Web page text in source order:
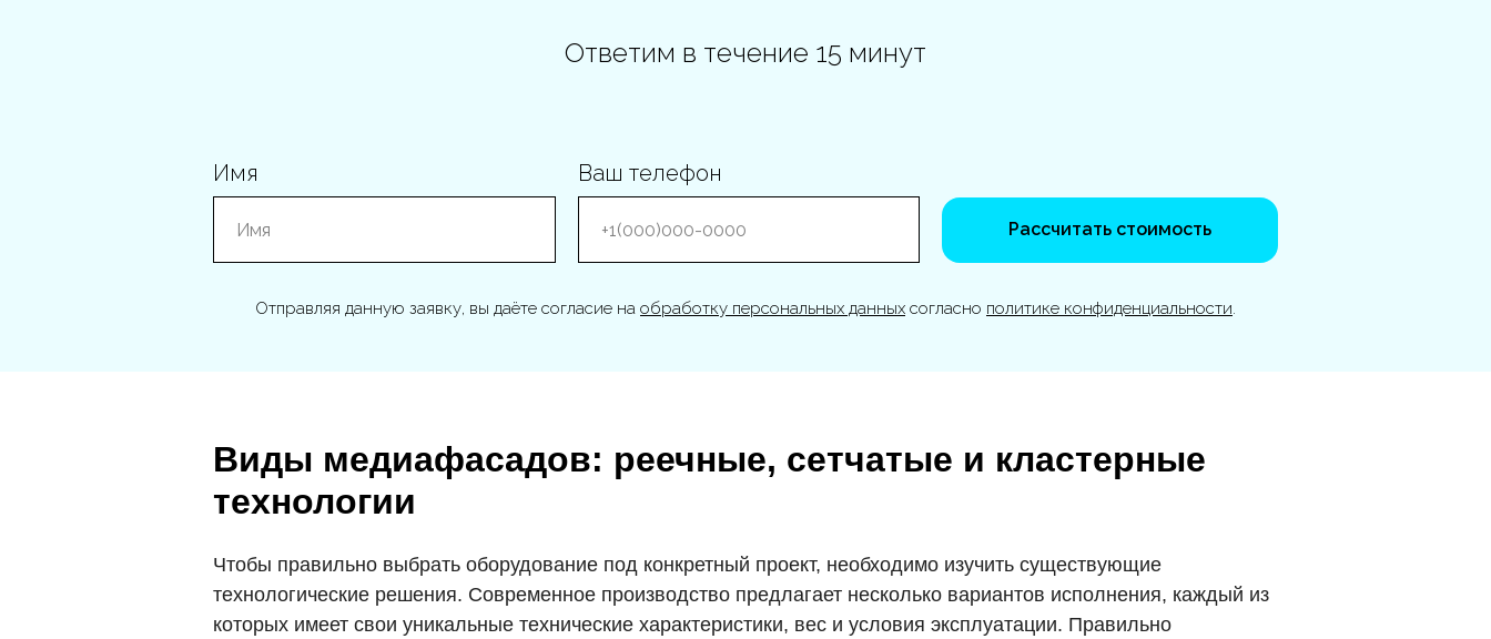
Ответим в течение 15 минут
Имя Ваш телефон
Рассчитать стоимость
Отправляя данную заявку, вы даёте согласие на обработку персональных данных согласно политике конфиденциальности.
Виды медиафасадов: реечные, сетчатые и кластерные
технологии
Чтобы правильно выбрать оборудование под конкретный проект, необходимо изучить существующие
технологические решения. Современное производство предлагает несколько вариантов исполнения, каждый из
которых имеет свои уникальные технические характеристики, вес и условия эксплуатации. Правильно